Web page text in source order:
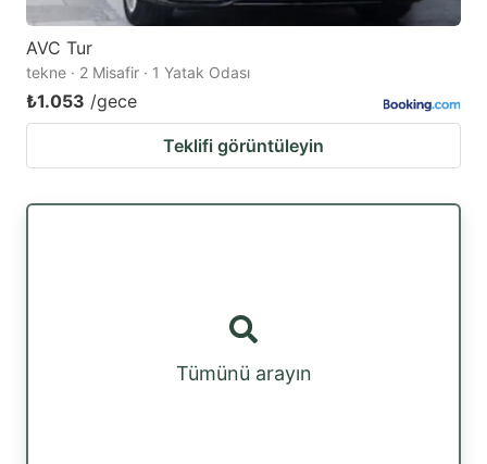
AVC Tur
tekne · 2 Misafir · 1 Yatak Odası
₺1.053 /gece
Teklifi görüntüleyin
Tümünü arayın